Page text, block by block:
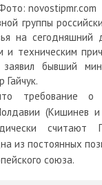
novostipmr.com
группы
на сегодняшний
и техническим
бывший
Гайчук.
требование о
(Кишинев
считают
из постоянных
союза.